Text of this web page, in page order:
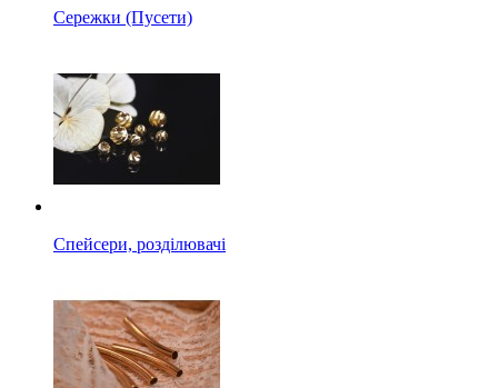
Сережки (Пусети)
Спейсери, розділювачі